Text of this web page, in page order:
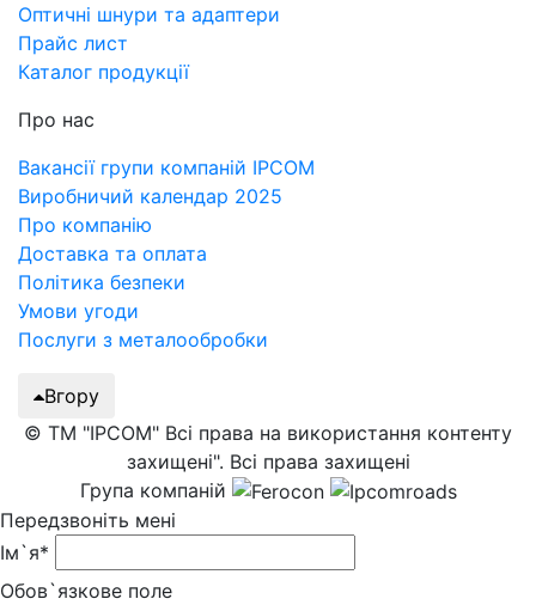
Оптичні шнури та адаптери
Прайс лист
Каталог продукції
Про нас
Вакансії групи компаній IPCOM
Виробничий календар 2025
Про компанію
Доставка та оплата
Політика безпеки
Умови угоди
Послуги з металообробки
Вгору
© ТМ "IPCOM" Всі права на використання контенту
захищені". Всі права захищені
Група компаній
Передзвоніть мені
Ім`я*
Обов`язкове поле